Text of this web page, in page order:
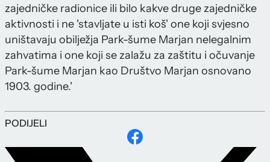
zajedničke radionice ili bilo kakve druge zajedničke
aktivnosti i ne 'stavljate u isti koš' one koji svjesno
uništavaju obilježja Park-šume Marjan nelegalnim
zahvatima i one koji se zalažu za zaštitu i očuvanje
Park-šume Marjan kao Društvo Marjan osnovano
1903. godine.'
PODIJELI